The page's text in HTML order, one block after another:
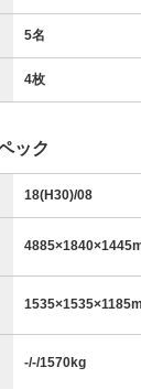
5名
4枚
ック
18(H30)/08
4885×1840×1445
1535×1535×1185
-/-/1570kg